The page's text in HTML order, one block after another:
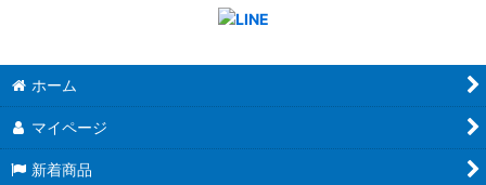
ホーム
マイページ
新着商品